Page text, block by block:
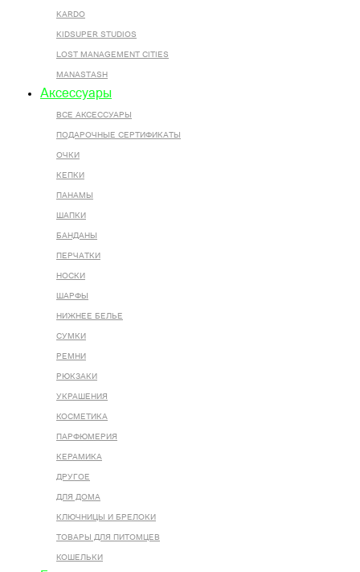
KARDO
KIDSUPER STUDIOS
LOST MANAGEMENT CITIES
MANASTASH
Аксессуары
ВСЕ AКСЕССУАРЫ
ПОДАРОЧНЫЕ СЕРТИФИКАТЫ
ОЧКИ
КЕПКИ
ПАНАМЫ
ШАПКИ
БАНДАНЫ
ПЕРЧАТКИ
НОСКИ
ШАРФЫ
НИЖНЕЕ БЕЛЬЕ
СУМКИ
РЕМНИ
РЮКЗАКИ
УКРАШЕНИЯ
КОСМЕТИКА
ПАРФЮМЕРИЯ
КЕРАМИКА
ДРУГОЕ
ДЛЯ ДОМА
КЛЮЧНИЦЫ И БРЕЛОКИ
ТОВАРЫ ДЛЯ ПИТОМЦЕВ
КОШЕЛЬКИ